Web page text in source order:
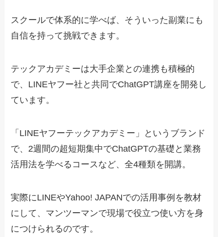
スクールで体系的に学べば、そういった副業にも
自信を持って挑戦できます。
テックアカデミーは大手企業との連携も積極的
で、LINEヤフー社と共同でChatGPT講座を開発し
ています。
「LINEヤフーテックアカデミー」というブランド
で、2週間の超短期集中でChatGPTの基礎と業務
活用法を学べるコースなど、全4種類を開講。
実際にLINEやYahoo! JAPANでの活用事例を教材
にして、マンツーマンで現場で役立つ使い方を身
につけられるのです。